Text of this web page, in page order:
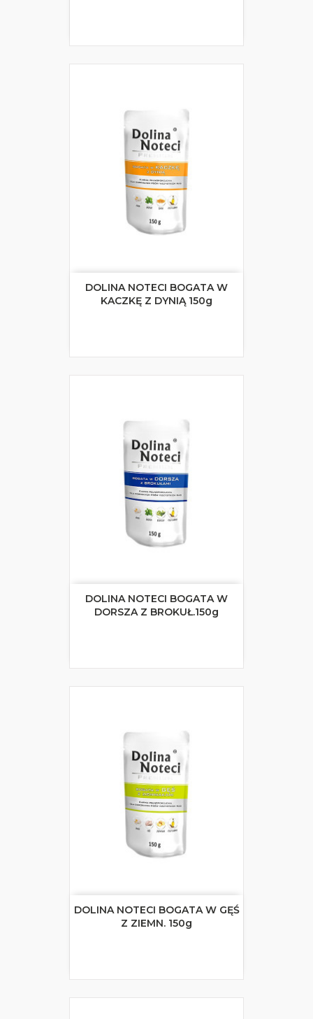
DOLINA NOTECI BOGATA W
KACZKĘ Z DYNIĄ 150g
DOLINA NOTECI BOGATA W
DORSZA Z BROKUŁ.150g
DOLINA NOTECI BOGATA W GĘŚ
Z ZIEMN. 150g